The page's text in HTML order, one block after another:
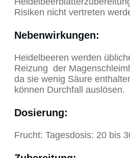
Risiken nicht vertreten
Nebenwirkungen:
Heidelbeeren werden
Reizung der
da sie wenig Säure
können Durchfall auslösen.
Dosierung:
Frucht: Tagesdosis: 20 bis